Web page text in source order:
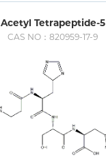
Acetyl Tetrapeptide-5
CAS NO：820959-17-9